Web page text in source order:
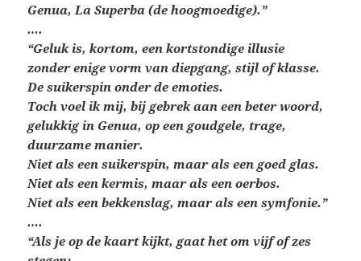
Genua, La Superba (de hoogmoedige).”
….
“Geluk is, kortom, een kortstondige illusie
zonder enige vorm van diepgang, stijl of klasse.
De suikerspin onder de emoties.
Toch voel ik mij, bij gebrek aan een beter woord,
gelukkig in Genua, op een goudgele, trage,
duurzame manier.
Niet als een suikerspin, maar als een goed glas.
Niet als een kermis, maar als een oerbos.
Niet als een bekkenslag, maar als een symfonie.”
….
“Als je op de kaart kijkt, gaat het om vijf of zes